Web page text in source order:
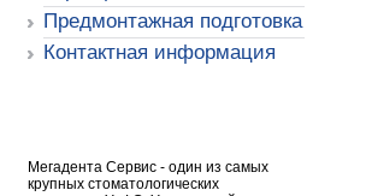
Предмонтажная подготовка
Контактная информация
Мегадента Сервис - один из самых
крупных стоматологических